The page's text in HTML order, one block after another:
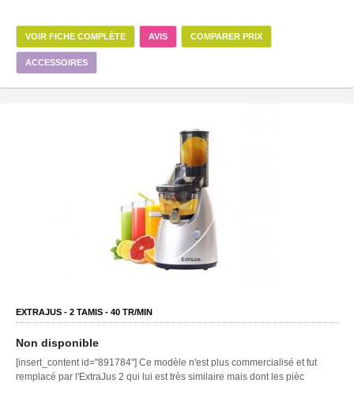
VOIR FICHE COMPLÈTE AVIS COMPARER PRIX
ACCESSOIRES
EXTRAJUS - 2 TAMIS - 40 TR/MIN
Non disponible
[insert_content id="891784"] Ce modèle n'est plus commercialisé et fut
remplacé par l'ExtraJus 2 qui lui est très similaire mais dont les pièc